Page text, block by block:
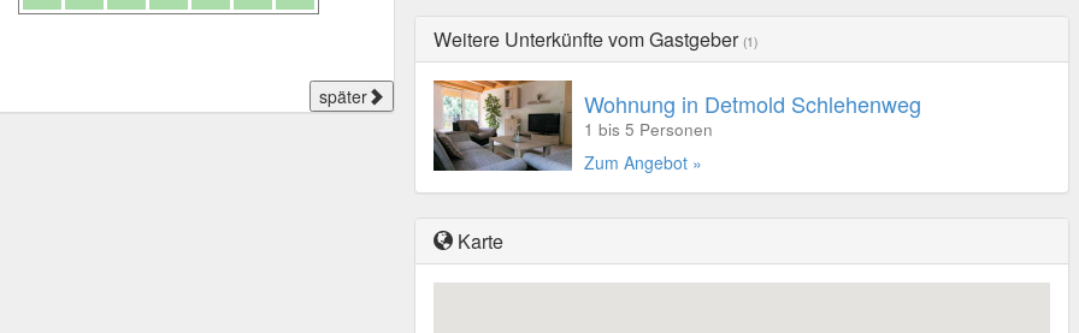
Weitere Unterkünfte vom Gastgeber (1)
Wohnung in Detmold Schlehenweg
1 bis 5 Personen
Zum Angebot »
Karte
später